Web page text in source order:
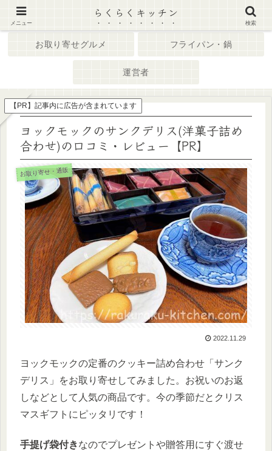
キッチン家電
お取り寄せグルメ フライパン・鍋
運営者
【PR】記事内に広告が含まれています
ヨックモックのサンクデリス(洋菓子詰め
合わせ)の口コミ・レビュー【PR】
お取り寄せ・通販
2022.11.29
ヨックモックの定番のクッキー詰め合わせ「サンク
デリス」をお取り寄せしてみました。お祝いのお返
しなどとして人気の商品です。今の季節だとクリス
マスギフトにピッタリです！
手提げ袋付きなのでプレゼントや贈答用にすぐ渡せ
メニュー
らくらくキッチン
検索